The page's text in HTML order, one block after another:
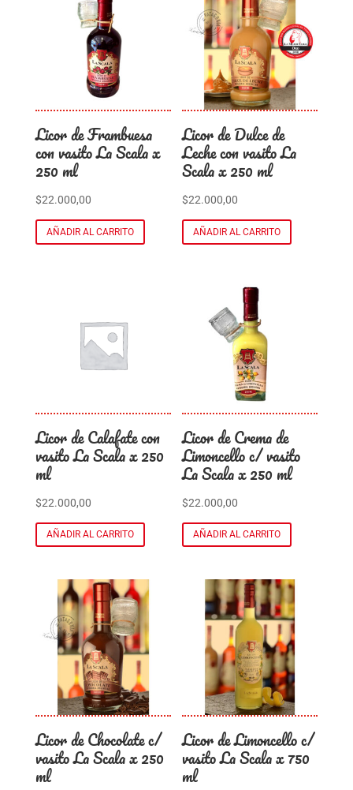
Licor de Frambuesa
con vasito La Scala x
250 ml
$22.000,00
AÑADIR AL CARRITO
Licor de Dulce de
Leche con vasito La
Scala x 250 ml
$22.000,00
AÑADIR AL CARRITO
Licor de Calafate con
vasito La Scala x 250
ml
$22.000,00
AÑADIR AL CARRITO
Licor de Crema de
Limoncello c/ vasito
La Scala x 250 ml
$22.000,00
AÑADIR AL CARRITO
Licor de Chocolate c/
vasito La Scala x 250
ml
Licor de Limoncello c/
vasito La Scala x 750
ml